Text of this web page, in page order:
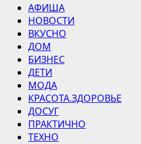
Основное
меню
АФИША
НОВОСТИ
ВКУСНО
ДОМ
БИЗНЕС
ДЕТИ
МОДА
КРАСОТА.ЗДОРОВЬЕ
ДОСУГ
ПРАКТИЧНО
ТЕХНО